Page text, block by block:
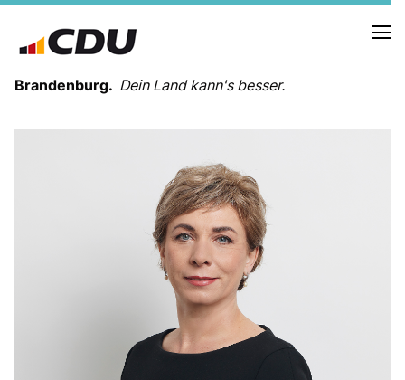
Brandenburg. Dein Land kann's besser.
TERMINE
LANDESVORSTAND
LANDESGESCHÄFTSSTELLE
ORGANISATION
KREISVERBÄNDE
VEREINIGUNGEN UND SONDERORGANISATIONEN
LANDESFACHAUSSCHÜSSE
SATZUNG